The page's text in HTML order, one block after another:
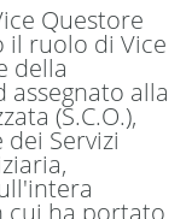
Questore
il ruolo di Vice
della
assegnato alla
(S.C.O.),
Servizi